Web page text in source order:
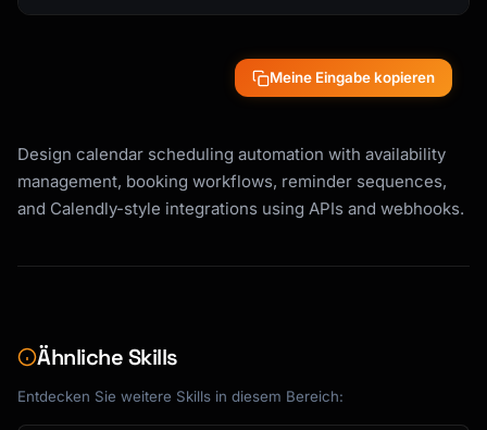
|------|-------------|---------|
| bufferBefore | Minutes before meeting | 15
min wrap-up |
| minimumNotice | Hours in advance required |
24 hours |
| maximumAdvance | Days ahead bookable | 60
| slotDuration | Meeting length | 30 minutes
15 min |
| dailyLimit | Max meetings per day | 8
meetings |
Meine Eingabe kopieren
Design calendar scheduling automation with availability
management, booking workflows, reminder sequences,
and Calendly-style integrations using APIs and webhooks.
Ähnliche Skills
Entdecken Sie weitere Skills in diesem Bereich: